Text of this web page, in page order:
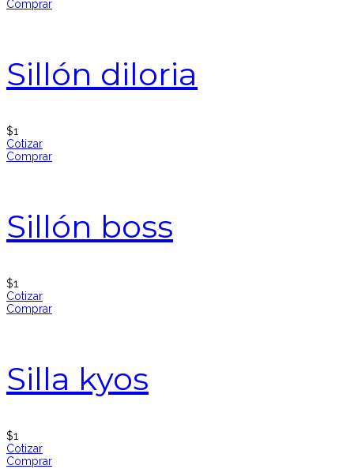
Comprar
Sillón diloria
$1
Cotizar
Comprar
Sillón boss
$1
Cotizar
Comprar
Silla kyos
$1
Cotizar
Comprar